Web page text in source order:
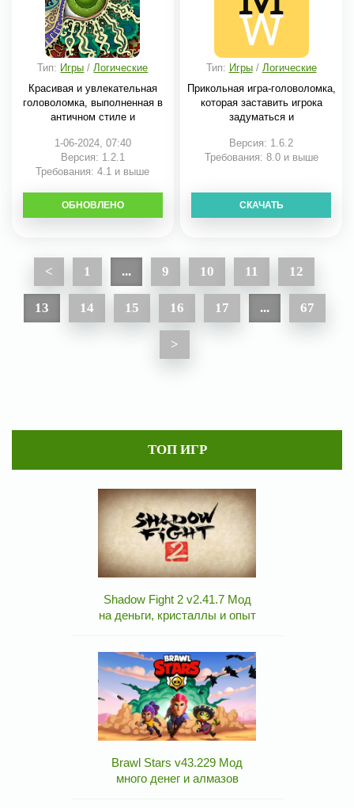
Тип: Игры /Логические
Красивая и увлекательная
головоломка, выполненная в
античном стиле и
1-06-2024, 07:40
Версия: 1.2.1
Требования: 4.1 и выше
СКАЧАТЬ
ОБНОВЛЕНО
Тип: Игры/ Логические
Прикольная игра-головоломка,
которая заставить игрока
задуматься и
Версия: 1.6.2
Требования: 8.0 и выше
СКАЧАТЬ
< 1 ... 9 10 11 12
13 14 15 16 17 ... 67
>
ТОП ИГР
Shadow Fight 2 v2.41.7 Мод
на деньги, кристаллы и опыт
Brawl Stars v43.229 Мод
много денег и алмазов